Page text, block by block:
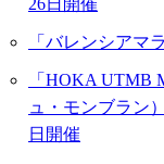
26日開催
「バレンシアマ
「HOKA UTMB
ュ・モンブラン
日開催